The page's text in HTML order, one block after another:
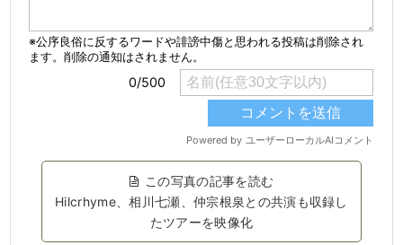
この写真の記事を読む
Hilcrhyme、相川七瀬、仲宗根泉との共演も収録し
たツアーを映像化